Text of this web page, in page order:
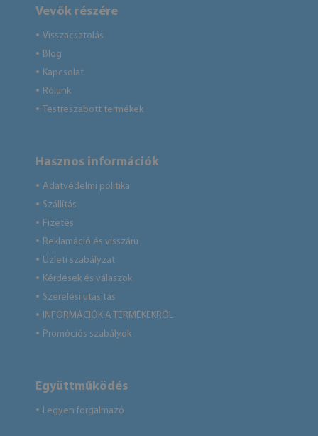
Vevők részére
● Visszacsatolás
● Blog
● Kapcsolat
● Rólunk
● Testreszabott termékek
Hasznos információk
● Adatvédelmi politika
● Szállítás
● Fizetés
● Reklamáció és visszáru
● Üzleti szabályzat
● Kérdések és válaszok
● Szerelési utasítás
● INFORMÁCIÓK A TERMÉKEKRŐL
● Promóciós szabályok
Együttműködés
● Legyen forgalmazó